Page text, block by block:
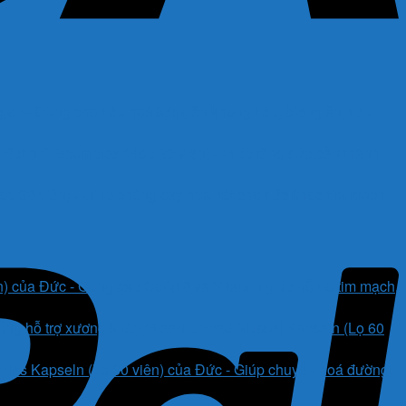
của Đức - Cung cấp CoQ10 và Vitamin giúp hỗ trợ tim mạch,
hỗ trợ xương khớp Green Lipped Mussel Kapseln (Lọ 60
Kapseln (Lọ 30 viên) của Đức - Giúp chuyển hoá đường,